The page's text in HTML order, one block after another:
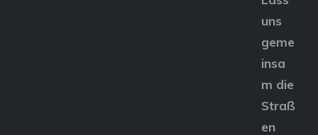
uns
geme
insa
m die
Straß
en